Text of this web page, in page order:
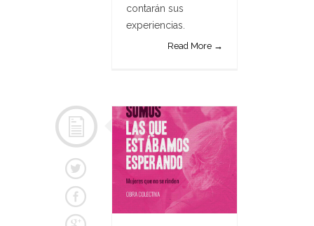
contarán sus
experiencias.
Read More →